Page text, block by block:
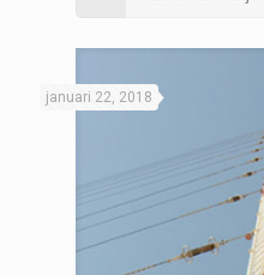
januari 22, 2018